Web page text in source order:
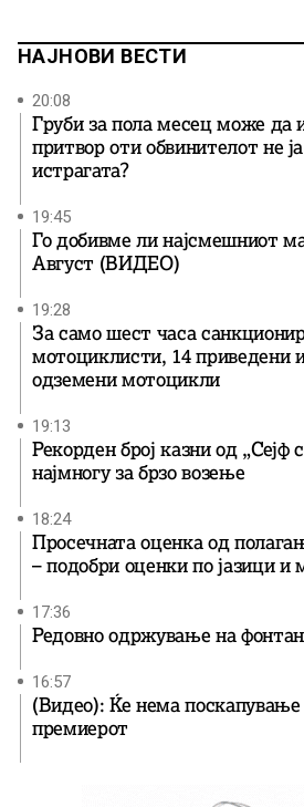
НАЈНОВИ ВЕСТИ
20:08
Груби за пола месец може да
притвор оти обвинителот не
истрагата?
19:45
Го добивме ли најсмешниот
Август (ВИДЕО)
19:28
За само шест часа
мотоциклисти, 14 приведени
одземени мотоцикли
19:13
Рекорден број казни од „Сејф
најмногу за брзо возење
18:24
Просечната оценка од
– подобри оценки по јазици и
17:36
Редовно одржување на
16:57
(Видео): Ќе нема поскапување
премиерот